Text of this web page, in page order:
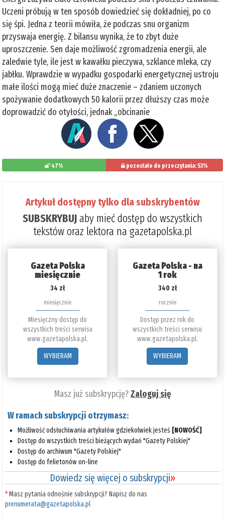
Uczeni próbują w ten sposób dowiedzieć się dokładniej, po co
się śpi. Jedna z teorii mówiła, że podczas snu organizm
przyswaja energię. Z bilansu wynika, że to zbyt duże
uproszczenie. Sen daje możliwość zgromadzenia energii, ale
zaledwie tyle, ile jest w kawałku pieczywa, szklance mleka, czy
jabłku. Wprawdzie w wypadku gospodarki energetycznej ustroju
małe ilości mogą mieć duże znaczenie – zdaniem uczonych
spożywanie dodatkowych 50 kalorii przez dłuższy czas może
doprowadzić do otyłości, jednak „obcinanie
47% pozostało do przeczytania: 53%
Artykuł dostępny tylko dla subskrybentów
SUBSKRYBUJaby mieć dostęp do wszystkich
tekstów oraz lektora na gazetapolska.pl
Gazeta Polska
miesięcznie
34 zł
miesięcznie
Miesięczny dostęp do
wszystkich treści serwisu
www.gazetapolska.pl.
WYBIERAM
Gazeta Polska - na
1 rok
340 zł
rocznie
Dostęp przez rok do
wszystkich treści serwisu
www.gazetapolska.pl.
WYBIERAM
Masz już subskrypcję?Zaloguj się
W ramach subskrypcji otrzymasz:
Możliwość odsłuchiwania artykułów gdziekolwiek jesteś [NOWOŚĆ]
Dostęp do wszystkich treści bieżących wydań "Gazety Polskiej"
Dostęp do archiwum "Gazety Polskiej"
Dostęp do felietonów on-line
Dowiedz się więcej o subskrypcji»
*Masz pytania odnośnie subskrypcji? Napisz do nas
prenumerata@gazetapolska.pl